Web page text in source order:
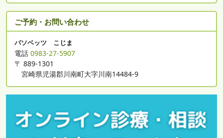
ご予約・お問い合わせ
パソベッツ こじま
電話 0983-27-5907
〒 889-1301
宮崎県児湯郡川南町大字川南14484-9